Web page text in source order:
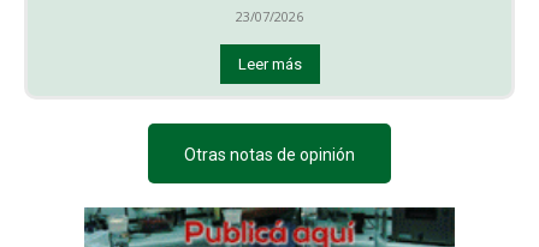
23/07/2026
Leer más
Otras notas de opinión